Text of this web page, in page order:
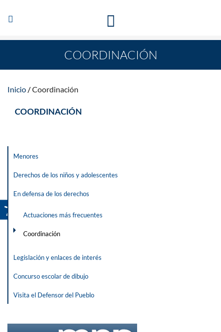
Abrir/Cerrar
navegación
TE ESCUCHAMOS PARA QUE CAMBIEN LAS COSAS
COORDINACIÓN
Inicio Coordinación
COORDINACIÓN
Menores
Derechos de los niños y adolescentes
En defensa de los derechos
Actuaciones más frecuentes
Coordinación
Legislación y enlaces de interés
Concurso escolar de dibujo
Visita el Defensor del Pueblo